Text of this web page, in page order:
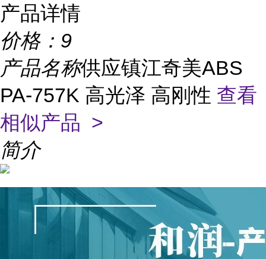
产品详情
价格： 9
产品名称供应镇江奇美ABS
PA-757K 高光泽 高刚性 查看
相似产品 >
简介